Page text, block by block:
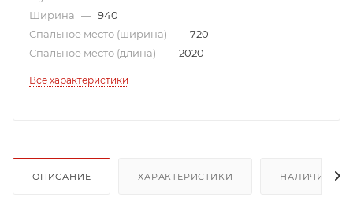
Ширина — 940
Спальное место (ширина) — 720
Спальное место (длина) — 2020
Все характеристики
ОПИСАНИЕ ХАРАКТЕРИСТИКИ НАЛИЧИЕ